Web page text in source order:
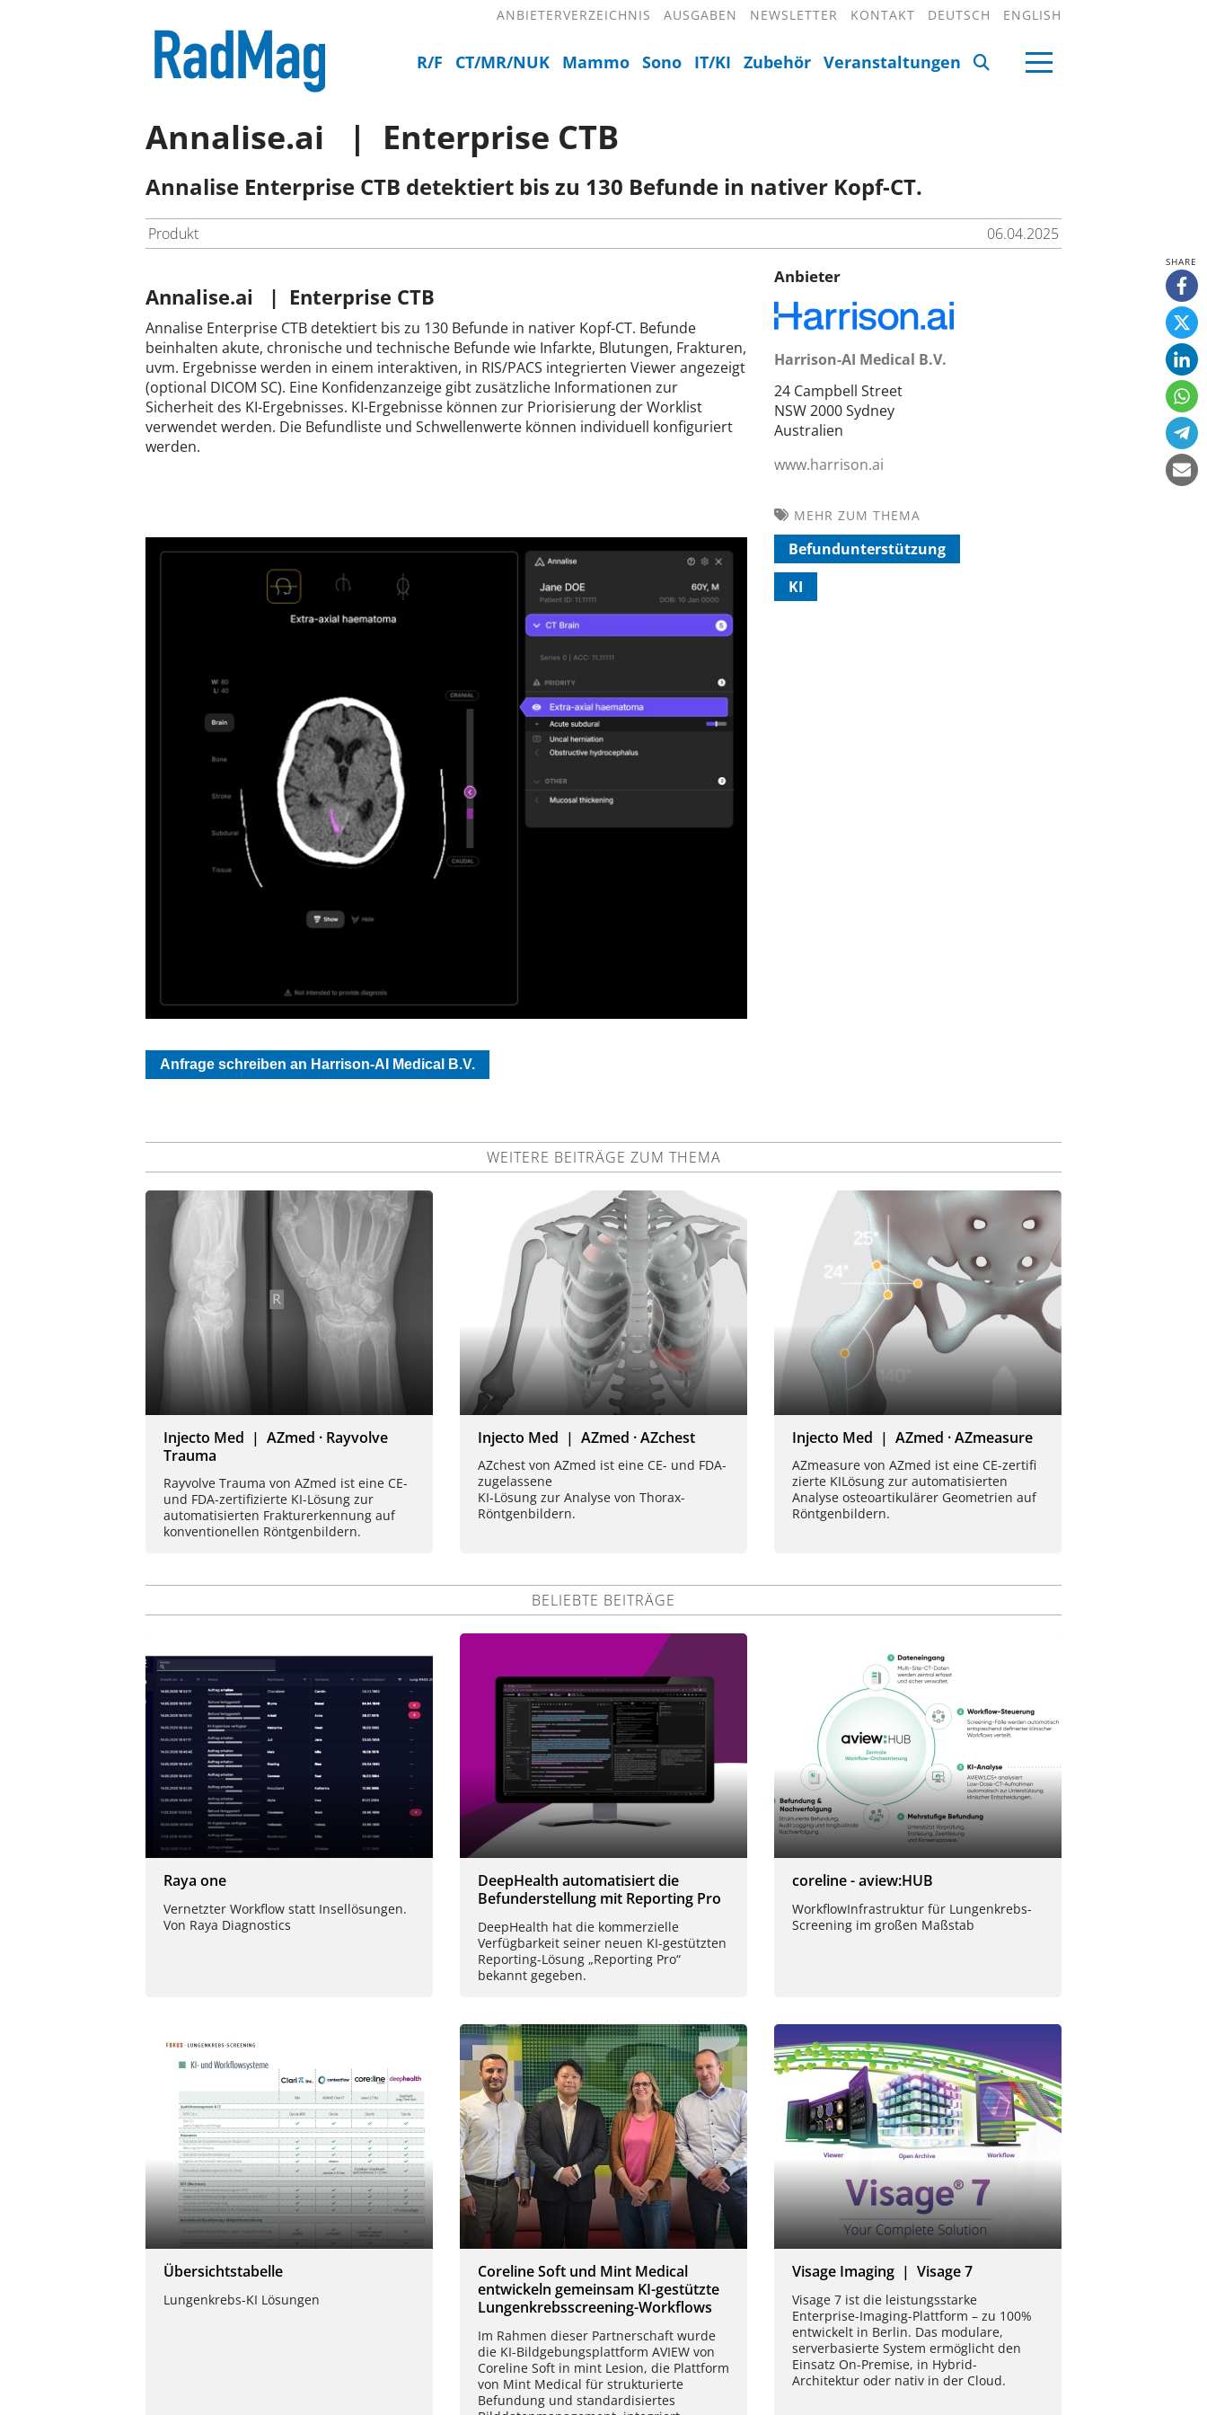
ANBIETERVERZEICHNIS AUSGABEN NEWSLETTER KONTAKT DEUTSCH ENGLISH
R/F CT/MR/NUK Mammo Sono IT/KI Zubehör Veranstaltungen
Annalise.ai | Enterprise CTB
Annalise Enterprise CTB detektiert bis zu 130 Befunde in nativer Kopf-CT.
Produkt 06.04.2025
Annalise.ai | Enterprise CTB
Annalise Enterprise CTB detektiert bis zu 130 Befunde in nativer Kopf-CT. Befunde
beinhalten akute, chronische und technische Befunde wie Infarkte, Blutungen, Frakturen,
uvm. Ergebnisse werden in einem interaktiven, in RIS/PACS integrierten Viewer angezeigt
(optional DICOM SC). Eine Konfidenzanzeige gibt zusätzliche Informationen zur
Sicherheit des KI-Ergebnisses. KI-Ergebnisse können zur Priorisierung der Worklist
verwendet werden. Die Befundliste und Schwellenwerte können individuell konfiguriert
werden.
Anfrage schreiben an Harrison-AI Medical B.V.
Anbieter
Harrison-AI Medical B.V.
24 Campbell Street
NSW 2000 Sydney
Australien
www.harrison.ai
MEHR ZUM THEMA
Befundunterstützung
KI
WEITERE BEITRÄGE ZUM THEMA
Injecto Med | AZmed · Rayvolve
Trauma
Rayvolve Trauma von AZmed ist eine CE-
und FDA-zertifizierte KI-Lösung zur
automatisierten Frakturerkennung auf
konventionellen Röntgenbildern.
Injecto Med | AZmed · AZchest
AZchest von AZmed ist eine CE- und FDA-
zugelassene
KI-Lösung zur Analyse von Thorax-
Röntgenbildern.
Injecto Med | AZmed · AZmeasure
AZmeasure von AZmed ist eine CE-zertifi
zierte KILösung zur automatisierten
Analyse osteoartikulärer Geometrien auf
Röntgenbildern.
BELIEBTE BEITRÄGE
Raya one
Vernetzter Workflow statt Insellösungen.
Von Raya Diagnostics
DeepHealth automatisiert die
Befunderstellung mit Reporting Pro
DeepHealth hat die kommerzielle
Verfügbarkeit seiner neuen KI-gestützten
Reporting-Lösung „Reporting Pro“
bekannt gegeben.
coreline - aview:HUB
Workflow­Infrastruktur für Lungen­krebs-
Screening im großen Maßstab
Übersichtstabelle
Lungenkrebs-KI Lösungen
Coreline Soft und Mint Medical
entwickeln gemeinsam KI-gestützte
Lungenkrebsscreening-Workflows
Im Rahmen dieser Partnerschaft wurde
die KI-Bildgebungsplattform AVIEW von
Coreline Soft in mint Lesion, die Plattform
von Mint Medical für strukturierte
Befundung und standardisiertes
Visage Imaging | Visage 7
Visage 7 ist die leistungsstarke
Enterprise-Imaging-Plattform – zu 100%
entwickelt in Berlin. Das modulare,
serverbasierte System ermöglicht den
Einsatz On-Premise, in Hybrid-
Architektur oder nativ in der Cloud.